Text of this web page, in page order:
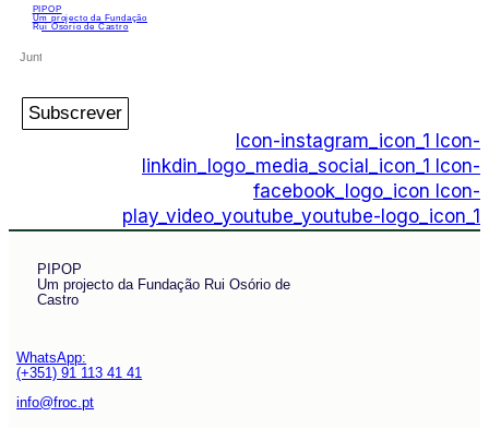
PIPOP
Um projecto da Fundação
Rui Osório de Castro
Subscrever
Icon-instagram_icon_1
Icon-
linkdin_logo_media_social_icon_1
Icon-
facebook_logo_icon Icon-
play_video_youtube_youtube-logo_icon_1
PIPOP
Um projecto da Fundação Rui Osório de
Castro
WhatsApp:
(+351) 91 113 41 41
info@froc.pt